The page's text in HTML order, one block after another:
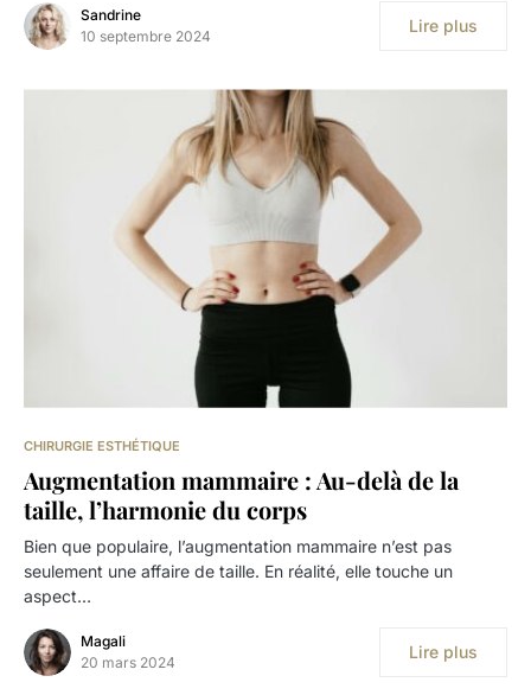
Sandrine
10 septembre 2024
Lire plus
CHIRURGIE ESTHÉTIQUE
Augmentation mammaire : Au-delà de la
taille, l’harmonie du corps
Bien que populaire, l’augmentation mammaire n’est pas
seulement une affaire de taille. En réalité, elle touche un
aspect…
Magali
20 mars 2024
Lire plus